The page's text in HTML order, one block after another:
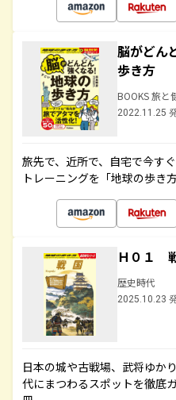
脳がどん
歩き方
BOOKS 旅と
2022.11.25
旅先で、近所で、自宅で今す
トレーニングを「地球の歩き
Ｈ０１
歴史時代
2025.10.23
日本の城や古戦場、武将ゆか
代にまつわるスポットを徹底